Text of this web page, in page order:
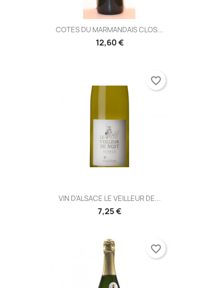
COTES DU MARMANDAIS CLOS...
12,60 €
VIN D'ALSACE LE VEILLEUR DE...
7,25 €
favorite_border
favorite_border